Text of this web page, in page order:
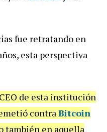
fue retratando en
esta perspectiva
de esta institución
contraBitcoin
también en aquella